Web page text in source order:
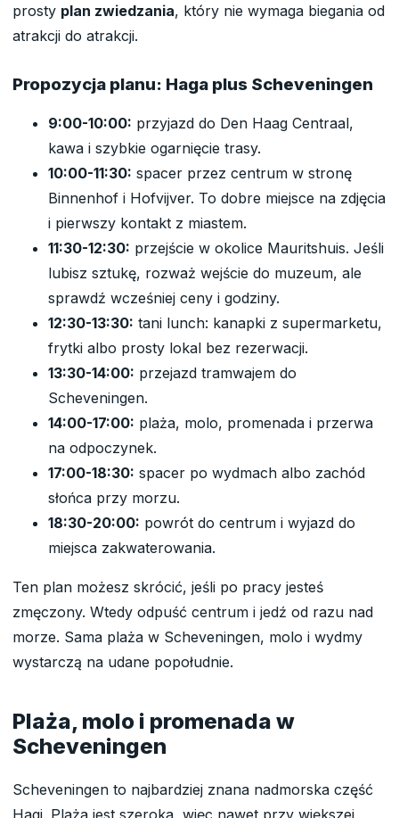
prosty plan zwiedzania, który nie wymaga biegania od
atrakcji do atrakcji.
Propozycja planu: Haga plus Scheveningen
9:00-10:00: przyjazd do Den Haag Centraal,
kawa i szybkie ogarnięcie trasy.
10:00-11:30: spacer przez centrum w stronę
Binnenhof i Hofvijver. To dobre miejsce na zdjęcia
i pierwszy kontakt z miastem.
11:30-12:30: przejście w okolice Mauritshuis. Jeśli
lubisz sztukę, rozważ wejście do muzeum, ale
sprawdź wcześniej ceny i godziny.
12:30-13:30: tani lunch: kanapki z supermarketu,
frytki albo prosty lokal bez rezerwacji.
13:30-14:00: przejazd tramwajem do
Scheveningen.
14:00-17:00: plaża, molo, promenada i przerwa
na odpoczynek.
17:00-18:30: spacer po wydmach albo zachód
słońca przy morzu.
18:30-20:00: powrót do centrum i wyjazd do
miejsca zakwaterowania.
Ten plan możesz skrócić, jeśli po pracy jesteś
zmęczony. Wtedy odpuść centrum i jedź od razu nad
morze. Sama plaża w Scheveningen, molo i wydmy
wystarczą na udane popołudnie.
Plaża, molo i promenada w
Scheveningen
Scheveningen to najbardziej znana nadmorska część
Hagi. Plaża jest szeroka, więc nawet przy większej